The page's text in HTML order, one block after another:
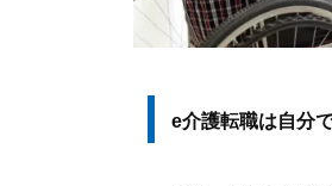
e介護転職は自分